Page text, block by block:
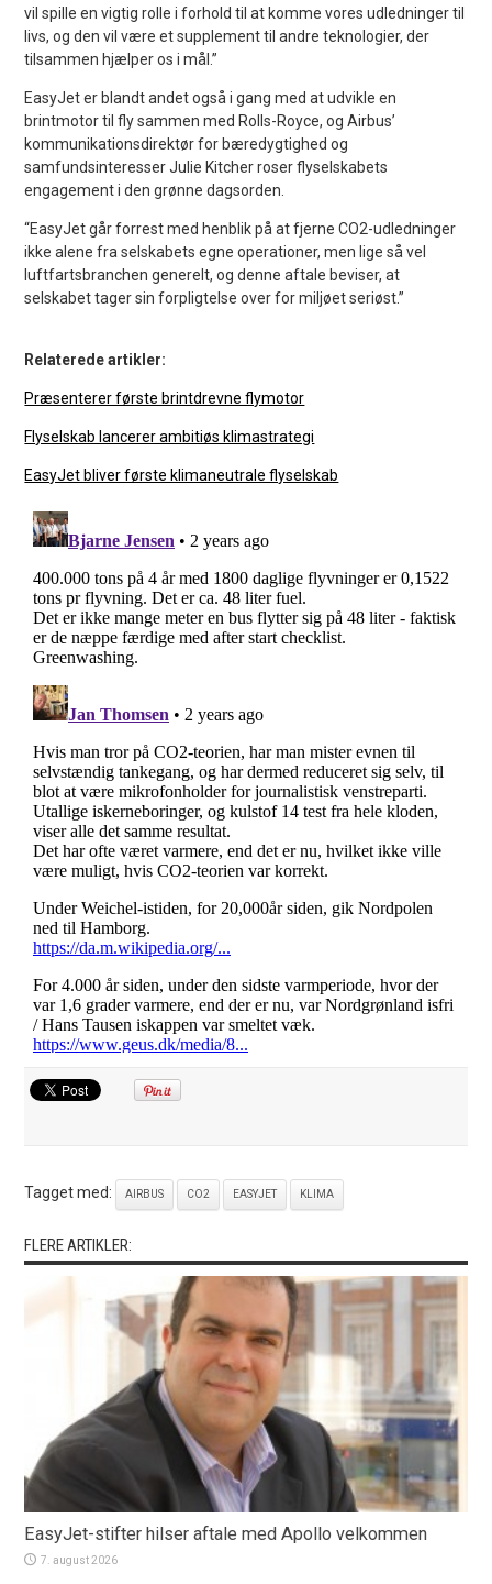
vil spille en vigtig rolle i forhold til at komme vores udledninger til
livs, og den vil være et supplement til andre teknologier, der
tilsammen hjælper os i mål.”
EasyJet er blandt andet også i gang med at udvikle en
brintmotor til fly sammen med Rolls-Royce, og Airbus’
kommunikationsdirektør for bæredygtighed og
samfundsinteresser Julie Kitcher roser flyselskabets
engagement i den grønne dagsorden.
“EasyJet går forrest med henblik på at fjerne CO2-udledninger
ikke alene fra selskabets egne operationer, men lige så vel
luftfartsbranchen generelt, og denne aftale beviser, at
selskabet tager sin forpligtelse over for miljøet seriøst.”
Relaterede artikler:
Præsenterer første brintdrevne flymotor
Flyselskab lancerer ambitiøs klimastrategi
EasyJet bliver første klimaneutrale flyselskab
Tagget med: AIRBUS CO2 EASYJET KLIMA
FLERE ARTIKLER:
EasyJet-stifter hilser aftale med Apollo velkommen
7. august 2026